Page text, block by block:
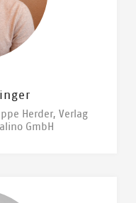
Herder, Verlag
GmbH